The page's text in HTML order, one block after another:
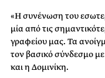
«Η συνένωση του
μία από τις
γραφείου μας. Τα
τον βασικό σύνδεσμο
και η Δομινίκη.